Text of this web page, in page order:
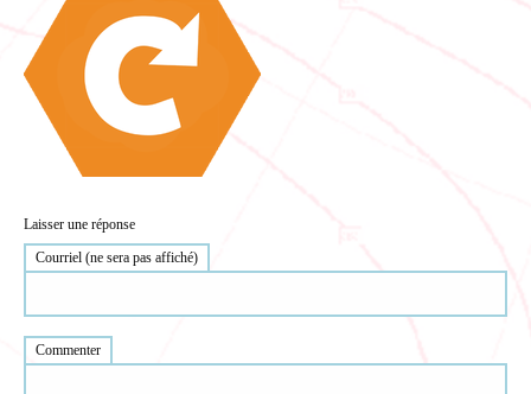
Laisser une réponse
Courriel (ne sera pas affiché)
Commenter